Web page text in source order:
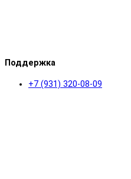
Поддержка
+7 (931) 320-08-09